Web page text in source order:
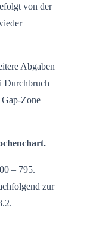
von der
Abgaben
Durchbruch
Zone
– 795.
zur